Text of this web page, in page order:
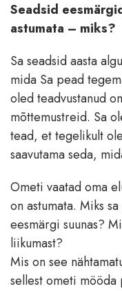
Seadsid
astumata – miks?
Sa seadsid aasta
mida Sa pead
oled teadvustanud
mõttemustreid. Sa
tead, et tegelikult
saavutama seda,
Ometi vaatad oma
on astumata. Miks
eesmärgi suunas?
liikumast?
Mis on see
sellest ometi mööda